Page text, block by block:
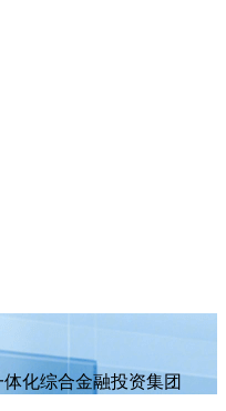
化综合金融投资集团